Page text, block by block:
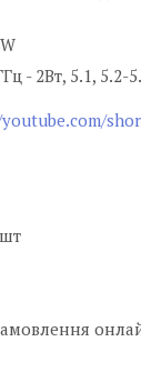
- 2Вт, 5.1, 5.2-